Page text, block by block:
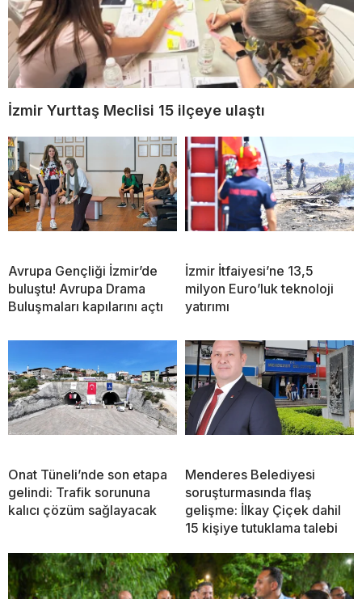
İzmir Yurttaş Meclisi 15 ilçeye ulaştı
Avrupa Gençliği İzmir’de
buluştu! Avrupa Drama
Buluşmaları kapılarını açtı
İzmir İtfaiyesi’ne 13,5
milyon Euro’luk teknoloji
yatırımı
Onat Tüneli’nde son etapa
gelindi: Trafik sorununa
kalıcı çözüm sağlayacak
Menderes Belediyesi
soruşturmasında flaş
gelişme: İlkay Çiçek dahil
15 kişiye tutuklama talebi